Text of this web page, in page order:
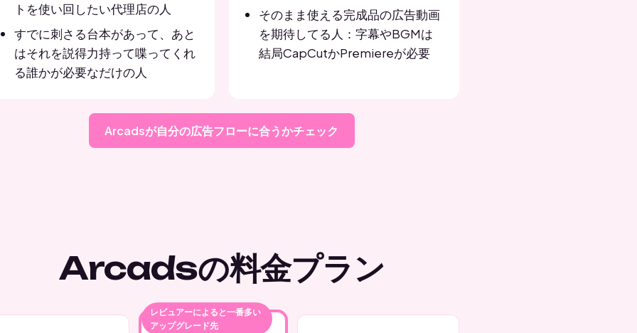
トを使い回したい代理店の人
すでに刺さる台本があって、あと
はそれを説得力持って喋ってくれ
る誰かが必要なだけの人
そのまま使える完成品の広告動画
を期待してる人：字幕やBGMは
結局CapCutかPremiereが必要
Arcadsが自分の広告フローに合うかチェック
Arcadsの料金プラン
レビュアーによると一番多い
アップグレード先